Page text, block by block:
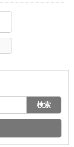
検索